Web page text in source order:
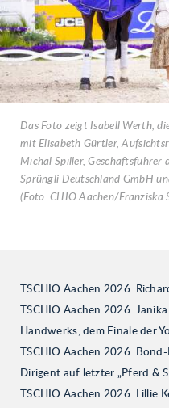
Das Foto zeigt Isabell Werth,
mit Elisabeth Gürtler,
Michal Spiller, Geschäftsführer
Sprüngli Deutschland GmbH
(Foto: CHIO Aachen/Franziska
TSCHIO Aachen 2026:
TSCHIO Aachen 2026:
Handwerks, dem Finale der
TSCHIO Aachen 2026:
Dirigent auf letzter „Pferd &
TSCHIO Aachen 2026: Lillie